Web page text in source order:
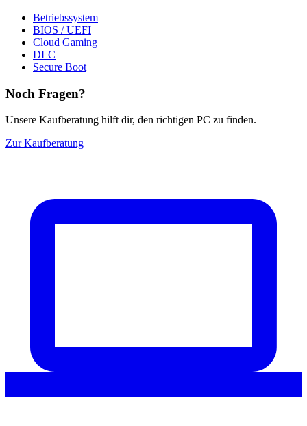
Betriebssystem
BIOS / UEFI
Cloud Gaming
DLC
Secure Boot
Noch Fragen?
Unsere Kaufberatung hilft dir, den richtigen PC zu finden.
Zur Kaufberatung